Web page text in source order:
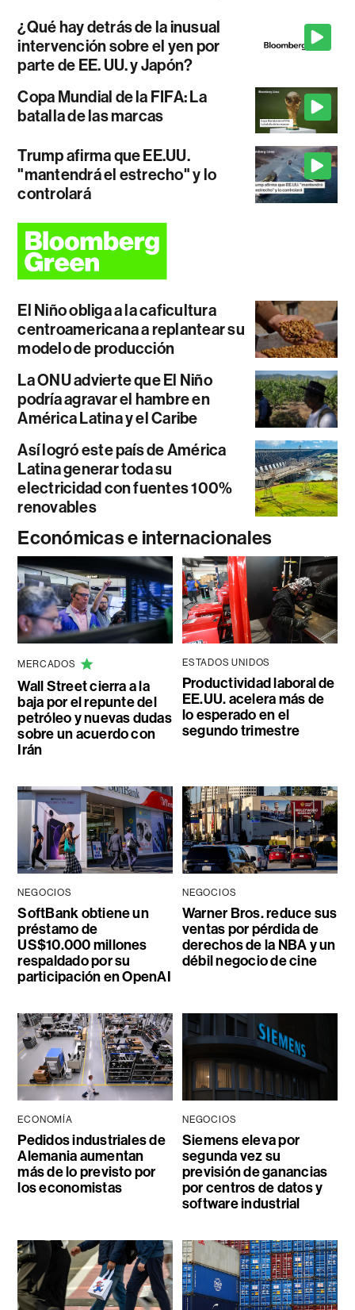
¿Qué hay detrás de la inusual
intervención sobre el yen por
parte de EE. UU. y Japón?
Copa Mundial de la FIFA: La
batalla de las marcas
Trump afirma que EE.UU.
"mantendrá el estrecho" y lo
controlará
El Niño obliga a la caficultura
centroamericana a replantear su
modelo de producción
La ONU advierte que El Niño
podría agravar el hambre en
América Latina y el Caribe
Así logró este país de América
Latina generar toda su
electricidad con fuentes 100%
renovables
Económicas e internacionales
MERCADOS
Wall Street cierra a la
baja por el repunte del
petróleo y nuevas dudas
sobre un acuerdo con
Irán
ESTADOS UNIDOS
Productividad laboral de
EE.UU. acelera más de
lo esperado en el
segundo trimestre
NEGOCIOS
SoftBank obtiene un
préstamo de
US$10.000 millones
respaldado por su
participación en OpenAI
NEGOCIOS
Warner Bros. reduce sus
ventas por pérdida de
derechos de la NBA y un
débil negocio de cine
ECONOMÍA
Pedidos industriales de
Alemania aumentan
más de lo previsto por
los economistas
NEGOCIOS
Siemens eleva por
segunda vez su
previsión de ganancias
por centros de datos y
software industrial